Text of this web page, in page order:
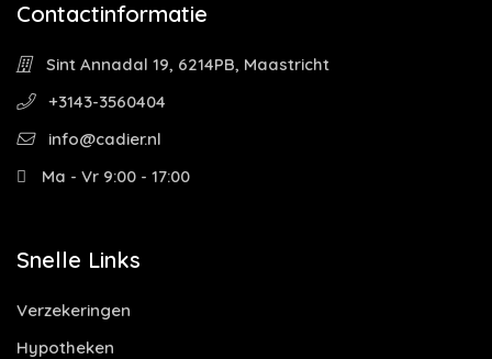
Contactinformatie
Sint Annadal 19, 6214PB, Maastricht
+3143-3560404
info@cadier.nl
Ma - Vr 9:00 - 17:00
Snelle Links
Verzekeringen
Hypotheken